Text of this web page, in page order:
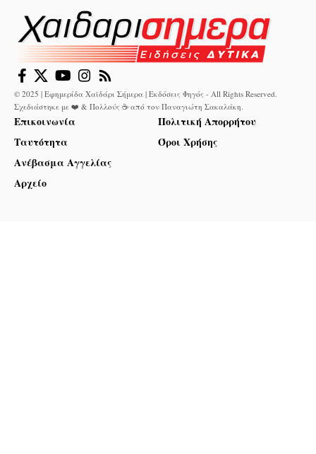
© 2025 | Εφημερίδα Χαϊδάρι Σήμερα | Εκδόσεις Φηγός - All Rights Reserved.
Σχεδιάστηκε με ❤️ & Πολλούς ☕ από τον Παναγιώτη Σακαλάκη
Επικοινωνία
Ταυτότητα
Ανέβασμα Αγγελίας
Αρχείο
Πολιτική Απορρήτου
Όροι Χρήσης